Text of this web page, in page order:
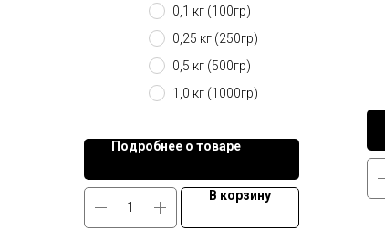
0,1 кг (100гр)
0,25 кг (250гр)
0,5 кг (500гр)
1,0 кг (1000гр)
Подробнее о товаре
В корзину